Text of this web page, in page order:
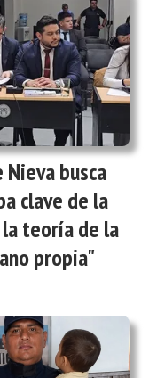
busca
clave de la
la teoría de la
propia"